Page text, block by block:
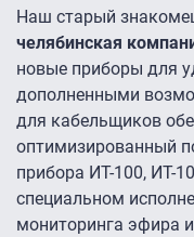
Наш старый
челябинская
новые приборы для
дополненными
для кабельщиков
оптимизированный
прибора ИТ-100, ИТ-
специальном
мониторинга эфира